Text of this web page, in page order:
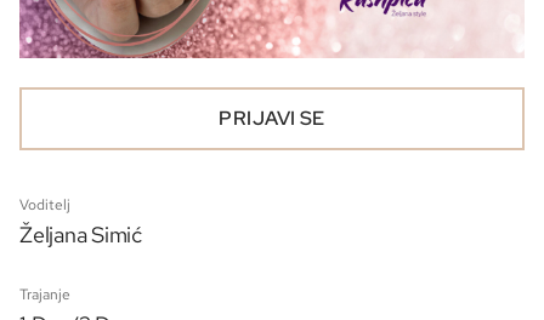
PRIJAVI SE
Voditelj
Željana Simić
Trajanje